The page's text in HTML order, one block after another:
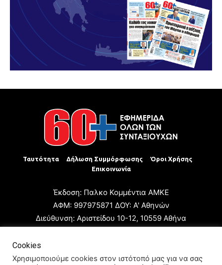
Ταυτότητα Δήλωση Συμμόρφωσης
Όροι Χρήσης
Επικοινωνία
Έκδοση: Παλκο Κομμέντια ΑΜΚΕ
ΑΦΜ: 997975871 ΔΟΥ: Α' Αθηνών
Διεύθυνση: Αριστείδου 10-12, 10559 Αθήνα
Ιδιοκτήτης: Παλκο Κομμέντια ΑΜΚΕ
Cookies
Χρησιμοποιούμε cookies στον ιστότοπό μας για να σας